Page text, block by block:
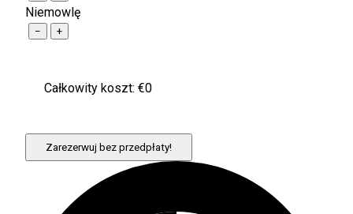
Niemowlę
− +
Całkowity koszt: €0
Zarezerwuj bez przedpłaty!